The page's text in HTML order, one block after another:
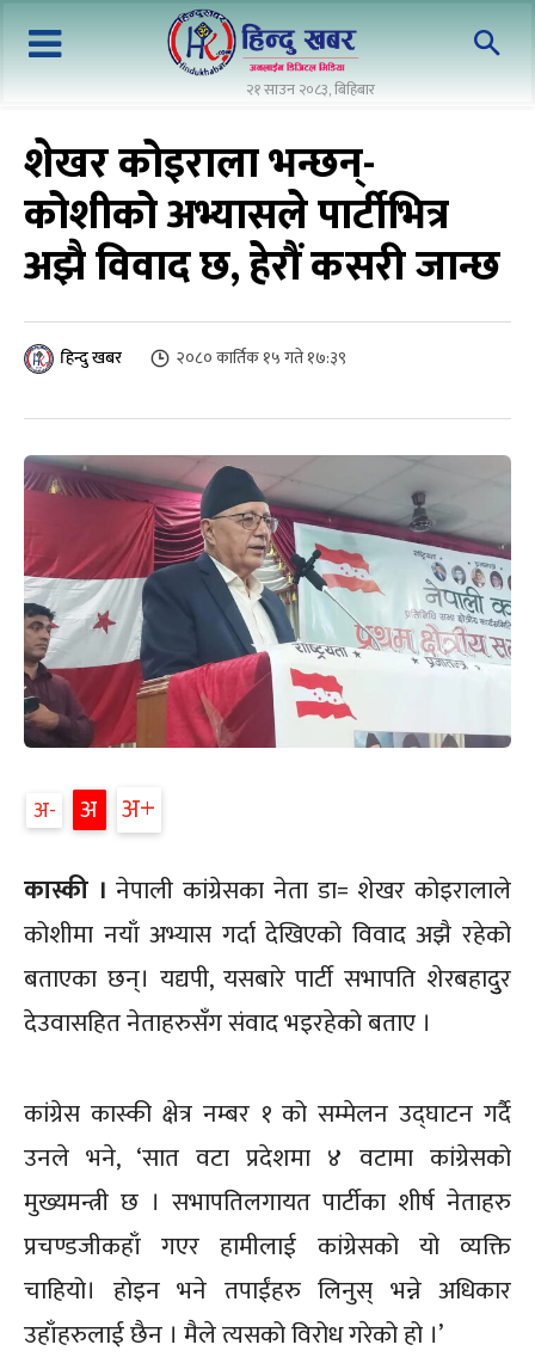
२१ साउन २०८३, बिहिबार
शेखर कोइराला भन्छन्-
कोशीको अभ्यासले पार्टीभित्र
अझै विवाद छ, हेरौं कसरी जान्छ
हिन्दु खबर २०८० कार्तिक १५ गते १७:३९
अ- अ अ+
कास्की ।नेपाली कांग्रेसका नेता डा= शेखर कोइरालाले
कोशीमा नयाँ अभ्यास गर्दा देखिएको विवाद अझै रहेको
बताएका छन्। यद्यपी, यसबारे पार्टी सभापति शेरबहादुुर
देउवासहित नेताहरुसँग संवाद भइरहेको बताए ।
कांग्रेस कास्की क्षेत्र नम्बर १ को सम्मेलन उद्घाटन गर्दै
उनले भने, ‘सात वटा प्रदेशमा ४ वटामा कांग्रेसको
मुख्यमन्त्री छ । सभापतिलगायत पार्टीका शीर्ष नेताहरु
प्रचण्डजीकहाँ गएर हामीलाई कांग्रेसको यो व्यक्ति
चाहियो। होइन भने तपाईंहरु लिनुस् भन्ने अधिकार
उहाँहरुलाई छैन । मैले त्यसको विरोध गरेको हो ।’